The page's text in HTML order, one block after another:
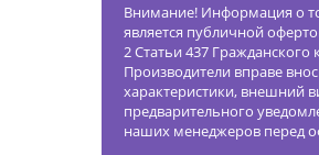
Внимание! Информация о
является публичной
2 Статьи 437
Производители вправе
характеристики, внешний
предварительного
наших менеджеров перед